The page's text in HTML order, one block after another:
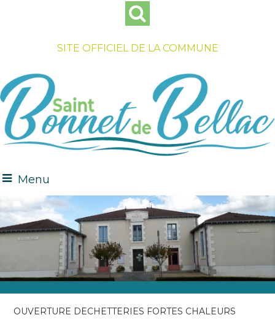
SITE OFFICIEL DE LA COMMUNE
Menu
OUVERTURE DECHETTERIES FORTES CHALEURS